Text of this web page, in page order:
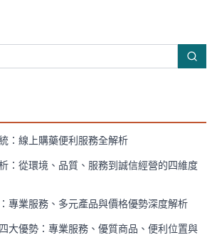
：線上購藥便利服務全解析
：從環境、品質、服務到誠信經營的四維度
專業服務、多元產品與價格優勢深度解析
大優勢：專業服務、優質商品、便利位置與